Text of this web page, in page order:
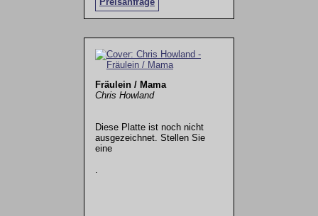
Fräulein / Mama
Chris Howland
Diese Platte ist noch nicht
ausgezeichnet. Stellen Sie
eine